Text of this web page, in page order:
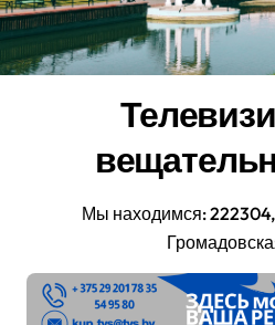
Мы находимся: